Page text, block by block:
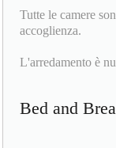
Tutte le camere
accoglienza.
L'arredamento è
Bed and